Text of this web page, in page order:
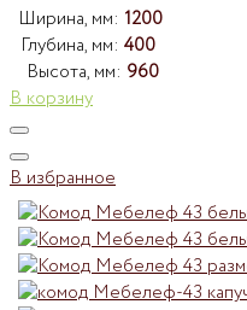
Ширина, мм: 1200
Глубина, мм: 400
Высота, мм: 960
В корзину
В избранное